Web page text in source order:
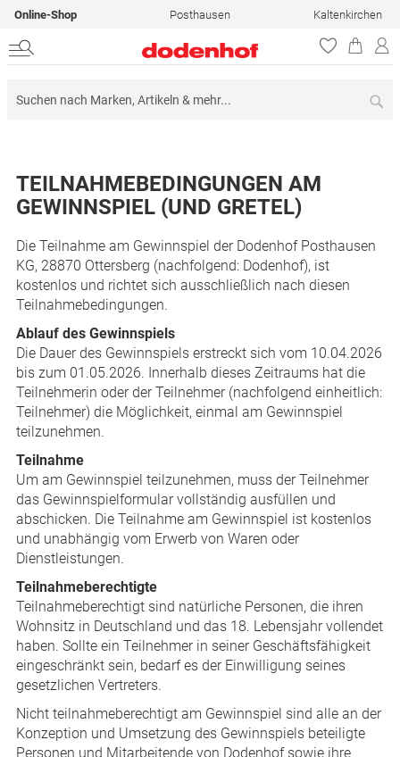
Online-Shop Posthausen Kaltenkirchen
TEILNAHMEBEDINGUNGEN AM
GEWINNSPIEL (UND GRETEL)
Die Teilnahme am Gewinnspiel der Dodenhof Posthausen
KG, 28870 Ottersberg (nachfolgend: Dodenhof), ist
kostenlos und richtet sich ausschließlich nach diesen
Teilnahmebedingungen.
Ablauf des Gewinnspiels
Die Dauer des Gewinnspiels erstreckt sich vom 10.04.2026
bis zum 01.05.2026. Innerhalb dieses Zeitraums hat die
Teilnehmerin oder der Teilnehmer (nachfolgend einheitlich:
Teilnehmer) die Möglichkeit, einmal am Gewinnspiel
teilzunehmen.
Teilnahme
Um am Gewinnspiel teilzunehmen, muss der Teilnehmer
das Gewinnspielformular vollständig ausfüllen und
abschicken. Die Teilnahme am Gewinnspiel ist kostenlos
und unabhängig vom Erwerb von Waren oder
Dienstleistungen.
Teilnahmeberechtigte
Teilnahmeberechtigt sind natürliche Personen, die ihren
Wohnsitz in Deutschland und das 18. Lebensjahr vollendet
haben. Sollte ein Teilnehmer in seiner Geschäftsfähigkeit
eingeschränkt sein, bedarf es der Einwilligung seines
gesetzlichen Vertreters.
Nicht teilnahmeberechtigt am Gewinnspiel sind alle an der
Konzeption und Umsetzung des Gewinnspiels beteiligte
Personen und Mitarbeitende von Dodenhof sowie ihre